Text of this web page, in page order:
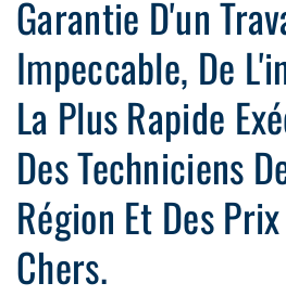
Garantie D'un
Impeccable, De
La Plus Rapide
Des Techniciens
Région Et Des
Chers.